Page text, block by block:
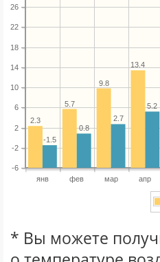
янв фев мар апр
-6
-2
2
6
10
14
18
22
26
13.4
9.8
5.7
2.3
5.2
2.7
0.8
-1.5
* Вы можете